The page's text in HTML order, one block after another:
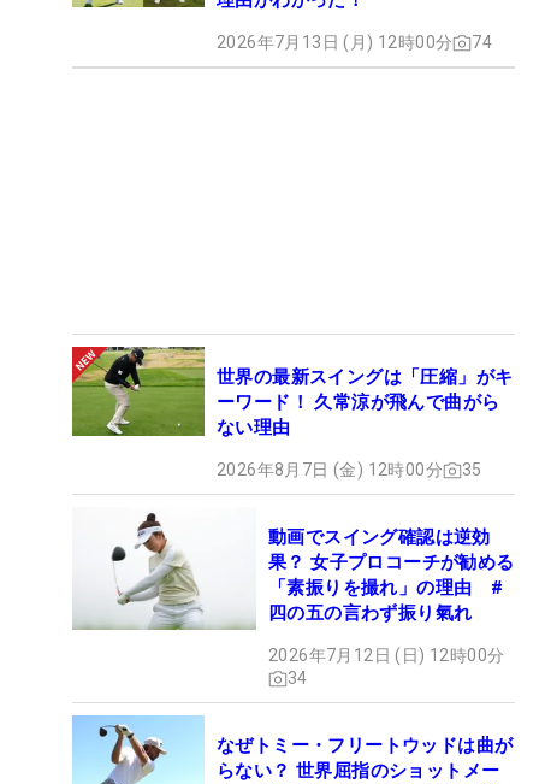
2026年7月13日 (月) 12時00分 74
世界の最新スイングは「圧縮」がキ
ーワード！ 久常涼が飛んで曲がら
ない理由
2026年8月7日 (金) 12時00分 35
動画でスイング確認は逆効
果？ 女子プロコーチが勧める
「素振りを撮れ」の理由 #
四の五の言わず振り氣れ
2026年7月12日 (日) 12時00分
34
なぜトミー・フリートウッドは曲が
らない？ 世界屈指のショットメー